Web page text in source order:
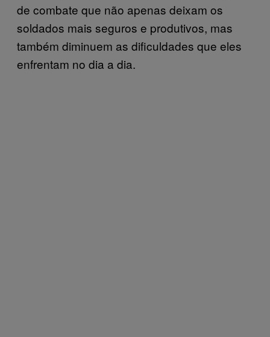
de combate que não apenas deixam os
soldados mais seguros e produtivos, mas
também diminuem as dificuldades que eles
enfrentam no dia a dia.